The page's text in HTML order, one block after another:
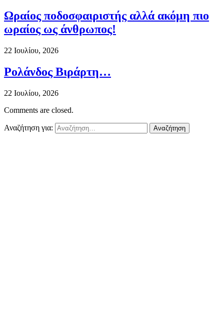
Ωραίος ποδοσφαιριστής αλλά ακόμη πιο
ωραίος ως άνθρωπος!
22 Ιουλίου, 2026
Ρολάνδος Βιράρτη…
22 Ιουλίου, 2026
Comments are closed.
Αναζήτηση για: